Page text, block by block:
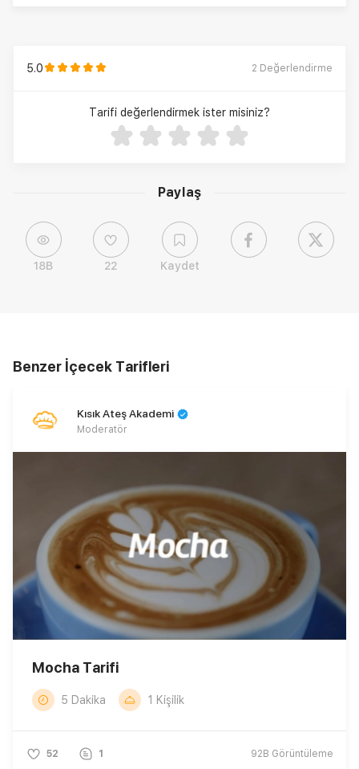
Paylaş
18B 22 Kaydet
5.0 2 Değerlendirme
Tarifi değerlendirmek ister misiniz?
Benzer İçecek Tarifleri
Kısık Ateş Akademi
Moderatör
Mocha Tarifi
5 Dakika 1 Kişilik
52 1 92B Görüntüleme